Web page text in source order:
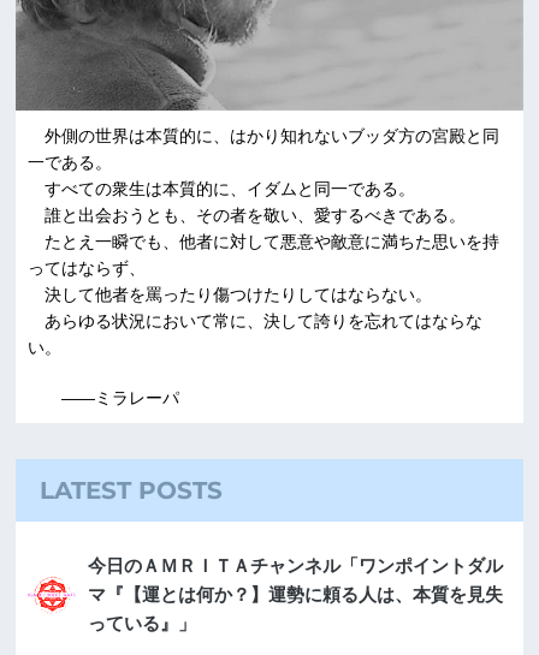
外側の世界は本質的に、はかり知れないブッダ方の宮殿と同
一である。
すべての衆生は本質的に、イダムと同一である。
誰と出会おうとも、その者を敬い、愛するべきである。
たとえ一瞬でも、他者に対して悪意や敵意に満ちた思いを持
ってはならず、
決して他者を罵ったり傷つけたりしてはならない。
あらゆる状況において常に、決して誇りを忘れてはならな
い。
――ミラレーパ
LATEST POSTS
今日のＡＭＲＩＴＡチャンネル「ワンポイントダル
マ『【運とは何か？】運勢に頼る人は、本質を見失
っている』」